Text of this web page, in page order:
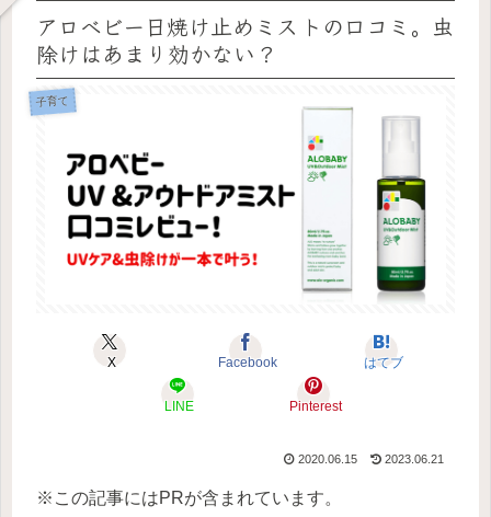
アロベビー日焼け止めミストの口コミ。虫
除けはあまり効かない？
子育て
X Facebook はてブ
LINE Pinterest
2020.06.15 2023.06.21
※この記事にはPRが含まれています。